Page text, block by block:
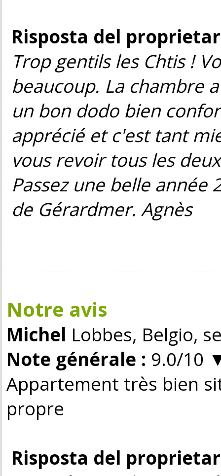
Risposta del
Trop gentils les Chtis !
beaucoup. La chambre
un bon dodo bien
apprécié et c'est tant
vous revoir tous les
Passez une belle année
de Gérardmer. Agnès
Notre avis
Michel Lobbes, Belgio,
Note générale : 9.0/10
Appartement très bien
propre
Risposta del